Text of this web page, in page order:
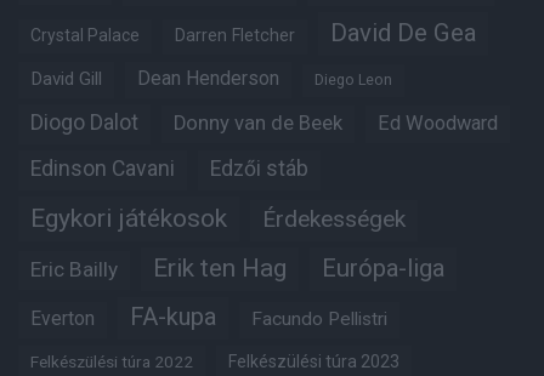
Crystal Palace Darren Fletcher David De Gea
David Gill Dean Henderson Diego Leon
Diogo Dalot Donny van de Beek Ed Woodward
Edinson Cavani Edzői stáb
Egykori játékosok Érdekességek
Eric Bailly Erik ten Hag Európa-liga
Everton FA-kupa Facundo Pellistri
Felkészülési túra 2022 Felkészülési túra 2023